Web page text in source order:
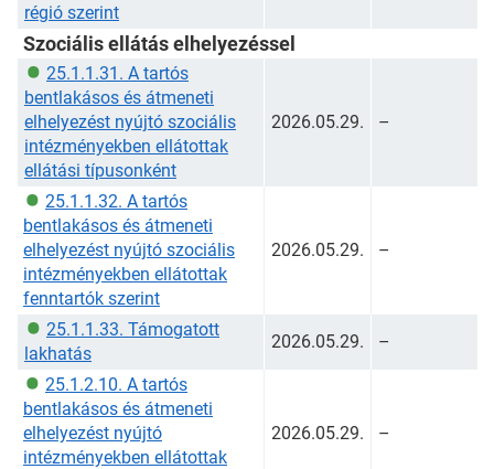
régió szerint
Szociális ellátás elhelyezéssel
25.1.1.31. A tartós
bentlakásos és átmeneti
elhelyezést nyújtó szociális
intézményekben ellátottak
ellátási típusonként
2026.05.29. –
25.1.1.32. A tartós
bentlakásos és átmeneti
elhelyezést nyújtó szociális
intézményekben ellátottak
fenntartók szerint
2026.05.29. –
25.1.1.33. Támogatott
lakhatás
2026.05.29. –
25.1.2.10. A tartós
bentlakásos és átmeneti
elhelyezést nyújtó
intézményekben ellátottak
2026.05.29. –